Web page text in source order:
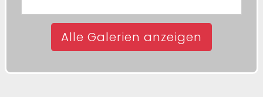
Alle Galerien anzeigen